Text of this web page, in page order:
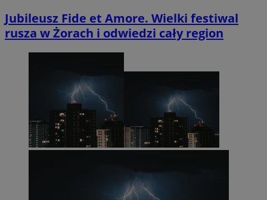
Jubileusz Fide et Amore. Wielki festiwal
rusza w Żorach i odwiedzi cały region